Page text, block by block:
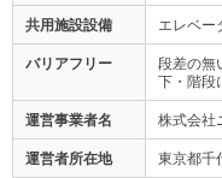
共用施設設備 エレベー
バリアフリー
段差の無
下・階段
運営事業者名 株式会社
運営者所在地 東京都千